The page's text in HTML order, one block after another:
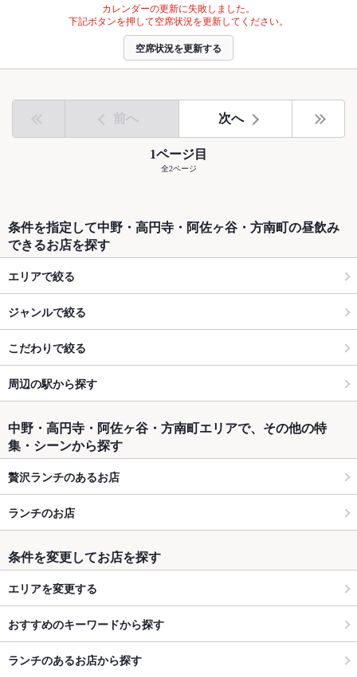
カレンダーの更新に失敗しました。
下記ボタンを押して空席状況を更新してください。
空席状況を更新する
前へ 次へ
1ページ目
全2ページ
条件を指定して中野・高円寺・阿佐ヶ谷・方南町の昼飲み
できるお店を探す
エリアで絞る
ジャンルで絞る
こだわりで絞る
周辺の駅から探す
中野・高円寺・阿佐ヶ谷・方南町エリアで、その他の特
集・シーンから探す
贅沢ランチのあるお店
ランチのお店
条件を変更してお店を探す
エリアを変更する
おすすめのキーワードから探す
ランチのあるお店から探す